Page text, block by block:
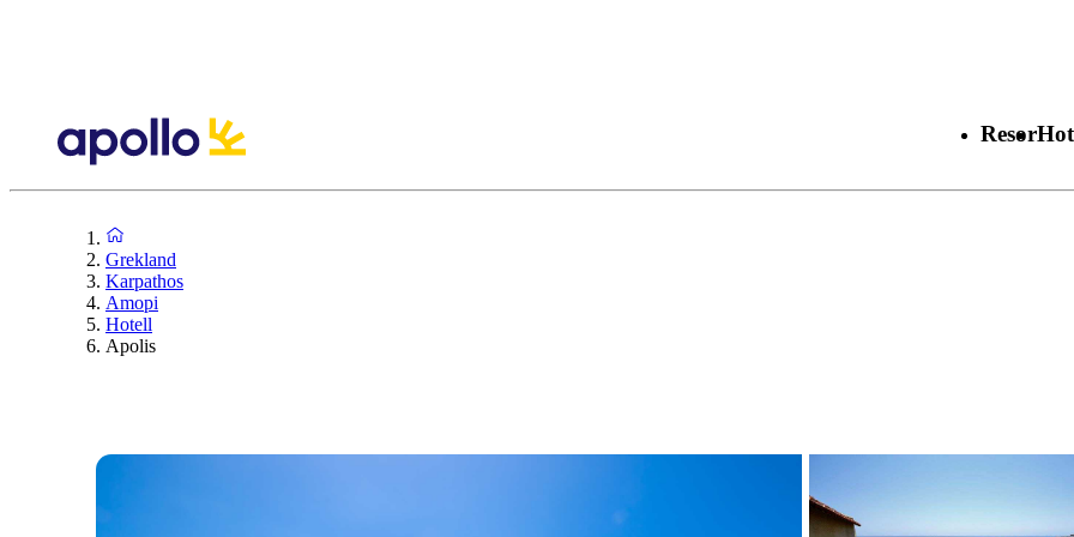
Resor
Grekland
Karpathos
Amopi
Hotell
Apolis